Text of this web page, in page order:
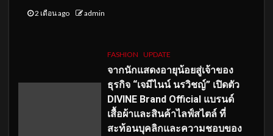
2 เดือน ago admin
FASHION UPDATE
จากนักแสดงอายุน้อยสู่เจ้าของ
ธุรกิจ “เจมีไนน์ นรวิชญ์” เปิดตัว
DIVINE Brand Official แบรนด์
เสื้อผ้าและสินค้าไลฟ์สไตล์ ที่
สะท้อนบุคลิกและความชอบของ